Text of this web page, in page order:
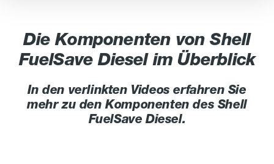
Die Komponenten von Shell
FuelSave Diesel im Überblick
In den verlinkten Videos erfahren Sie
mehr zu den Komponenten des Shell
FuelSave Diesel.